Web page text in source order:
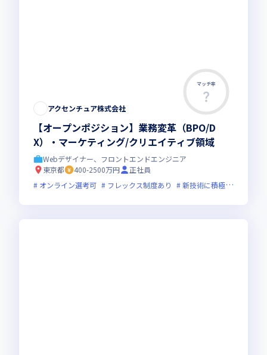
マッチ率
アクセンチュア株式会社
【オープンポジション】業務変革（BPO/D
X）・マーケティング/クリエイティブ領域
Webデザイナー、フロントエンドエンジニア
東京都
400-2500万円
正社員
オンライン選考可
フレックス制度あり 新技術に積極的